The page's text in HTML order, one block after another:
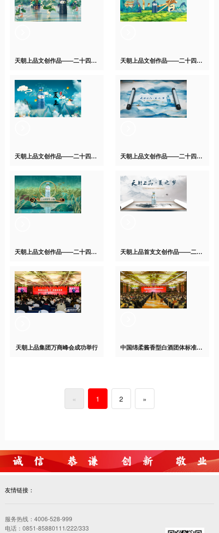
天朝上品文创作品——二十四节气系列“夏之梦”【大暑】正式发布 天朝上品文创作品——二十四节气系列“夏之梦”【小暑】正式发布
天朝上品文创作品——二十四节气系列“夏之梦”【夏至】正式发布 天朝上品文创作品——二十四节气系列“夏之梦”【芒种】正式发布
天朝上品文创作品——二十四节气系列“夏之梦”【小满】正式发布 天朝上品首支文创作品——二十四节气系列“夏之梦”正式发布
天朝上品集团万商峰会成功举行 中国绵柔酱香型白酒团体标准发布会成功举办
« 1 2 »
友情链接：
服务热线：4006-528-999
电话：0851-85880111/222/333